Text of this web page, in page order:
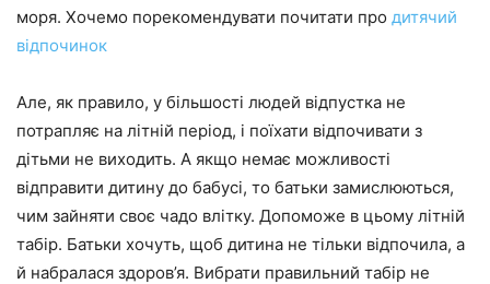
моря. Хочемо порекомендувати почитати про дитячий
відпочинок
Але, як правило, у більшості людей відпустка не
потрапляє на літній період, і поїхати відпочивати з
дітьми не виходить. А якщо немає можливості
відправити дитину до бабусі, то батьки замислюються,
чим зайняти своє чадо влітку. Допоможе в цьому літній
табір. Батьки хочуть, щоб дитина не тільки відпочила, а
й набралася здоров’я. Вибрати правильний табір не